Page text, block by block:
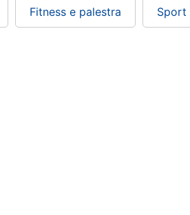
Fitness e palestra Sport